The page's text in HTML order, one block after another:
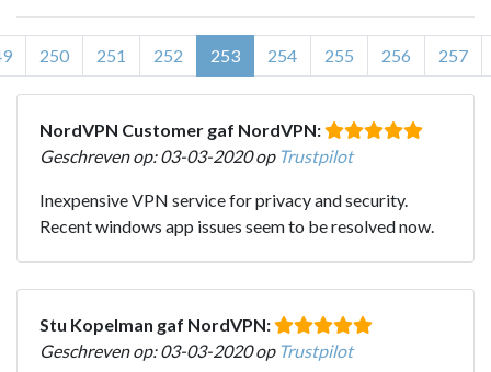
250 251 252 253 254 255 256 257
NordVPN Customer gaf NordVPN:
Geschreven op: 03-03-2020 op Trustpilot
Inexpensive VPN service for privacy and security.
Recent windows app issues seem to be resolved now.
Stu Kopelman gaf NordVPN:
Geschreven op: 03-03-2020 op Trustpilot